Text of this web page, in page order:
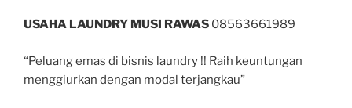
USAHA LAUNDRY MUSI RAWAS 08563661989
“Peluang emas di bisnis laundry !! Raih keuntungan
menggiurkan dengan modal terjangkau”